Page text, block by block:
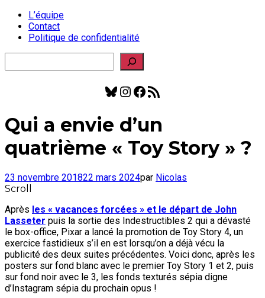
L’équipe
Contact
Politique de confidentialité
Bluesky
Instagram
Facebook
Flux RSS
Qui a envie d’un
quatrième « Toy Story » ?
23 novembre 201822 mars 2024par Nicolas
Scroll
Après les « vacances forcées » et le départ de John
Lasseter puis la sortie des Indestructibles 2 qui a dévasté
le box-office, Pixar a lancé la promotion de Toy Story 4, un
exercice fastidieux s’il en est lorsqu’on a déjà vécu la
publicité des deux suites précédentes. Voici donc, après les
posters sur fond blanc avec le premier Toy Story 1 et 2, puis
sur fond noir avec le 3, les fonds texturés sépia digne
d’Instagram sépia du prochain opus !